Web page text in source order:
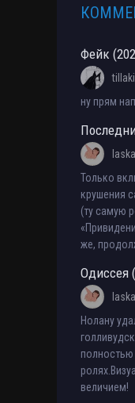
Фейк
ну прям
Только
крушения
(ту самую
же,
Одиссея
Нолану
полностью
величием!